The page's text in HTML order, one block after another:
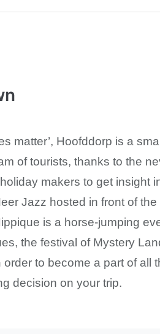
matter’, Hoofddorp is a
of tourists, thanks to the
makers to get insight
Jazz hosted in front of
is a horse-jumping
the festival of Mystery
to become a part of all
decision on your trip.